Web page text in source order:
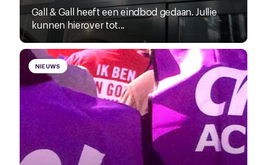
Gall & Gall heeft een eindbod gedaan. Jullie
kunnen hierover tot...
NIEUWS